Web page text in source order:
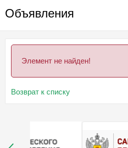
Объявления
Элемент не найден!
Возврат к списку